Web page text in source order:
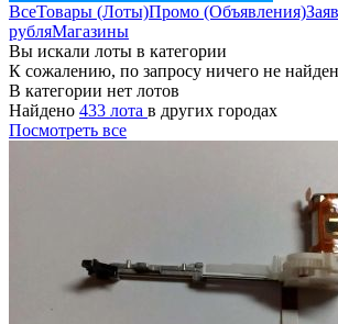
ВсеТовары (Лоты)Промо (Объявления)
рубляМагазины
Вы искали лоты в категории
К сожалению, по запросу ничего не
В категории нет лотов
Найдено 433 лота в других городах
Посмотреть все